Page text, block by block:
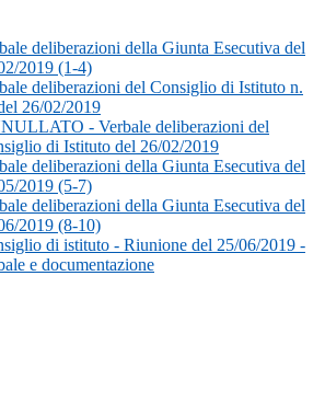
deliberazioni della Giunta Esecutiva del
2019 (1-4)
deliberazioni del Consiglio di Istituto n.
26/02/2019
- Verbale deliberazioni del
di Istituto del 26/02/2019
deliberazioni della Giunta Esecutiva del
2019 (5-7)
deliberazioni della Giunta Esecutiva del
2019 (8-10)
di istituto - Riunione del 25/06/2019 -
e documentazione